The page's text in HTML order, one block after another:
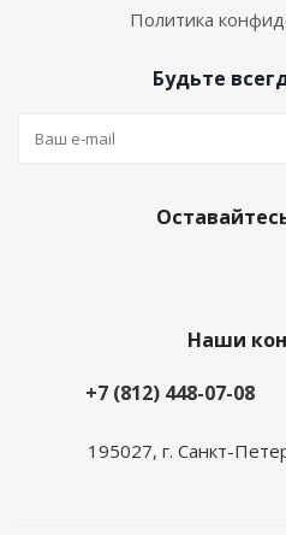
Политика
Будьте
Наши
+7 (812) 448-07-08
195027, г. Санкт-